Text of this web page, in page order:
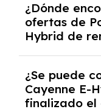
autónomos,
algunos
inicial.
¿Dónde
ofertas de
Hybrid de
mejores
todos los
¿Se puede
Cayenne E-
finalizado el